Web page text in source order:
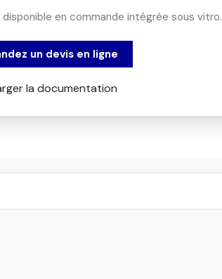
disponible en commande intégrée sous vitro.
un devis en ligne
la documentation